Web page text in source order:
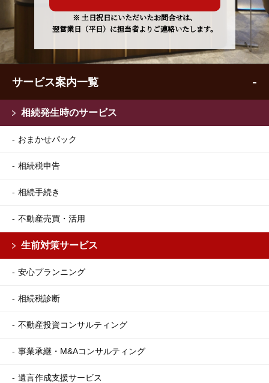
※ 土日祝日にいただいたお問合せは、
翌営業日（平日）に担当者よりご連絡いたします。
サービス案内一覧
相続発生時のサービス
おまかせパック
相続税申告
相続手続き
不動産売買・活用
生前対策サービス
安心プランニング
相続税診断
不動産投資コンサルティング
事業承継・M&Aコンサルティング
遺言作成支援サービス